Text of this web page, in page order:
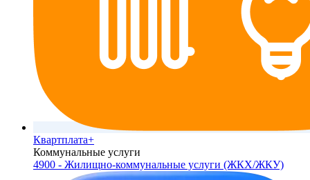
Квартплата+
Коммунальные услуги
4900 - Жилищно-коммунальные услуги (ЖКХ/ЖКУ)